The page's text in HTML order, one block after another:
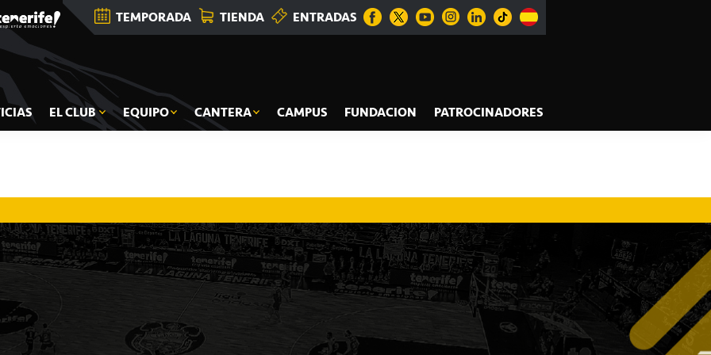
TEMPORADA TIENDA ENTRADAS
EL CLUB EQUIPO CANTERA CAMPUS FUNDACION
PATROCINADORES